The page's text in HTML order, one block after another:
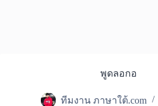
พูดลอกอ
ทีมงาน ภาษาใต้.com